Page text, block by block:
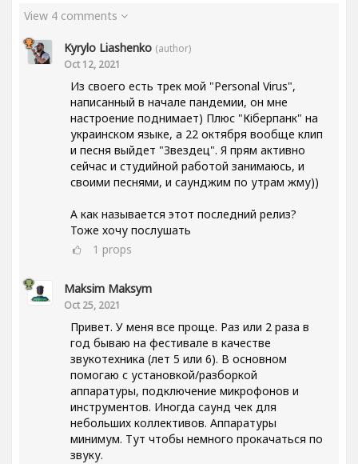
View 4 comments
Kyrylo Liashenko (author)
Oct 12, 2021
Из своего есть трек мой "Personal Virus",
написанный в начале пандемии, он мне
настроение поднимает) Плюс "Кіберпанк" на
украинском языке, а 22 октября вообще клип
и песня выйдет "Звездец". Я прям активно
сейчас и студийной работой занимаюсь, и
своими песнями, и саунджим по утрам жму))
А как называется этот последний релиз?
Тоже хочу послушать
1 props
Maksim Maksym
Oct 25, 2021
Привет. У меня все проще. Раз или 2 раза в
год бываю на фестивале в качестве
звукотехника (лет 5 или 6). В основном
помогаю с установкой/разборкой
аппаратуры, подключение микрофонов и
инструментов. Иногда саунд чек для
небольших коллективов. Аппаратуры
минимум. Тут чтобы немного прокачаться по
звуку.